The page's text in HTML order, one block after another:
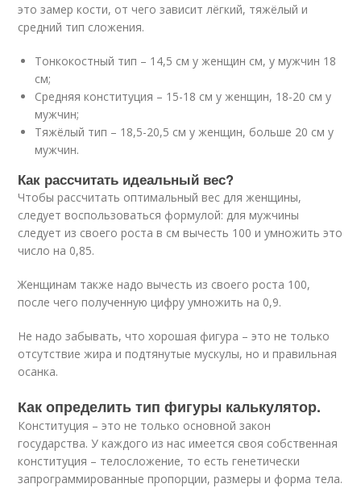
это замер кости, от чего зависит лёгкий, тяжёлый и
средний тип сложения.
Тонкокостный тип – 14,5 см у женщин см, у мужчин 18
см;
Средняя конституция – 15-18 см у женщин, 18-20 см у
мужчин;
Тяжёлый тип – 18,5-20,5 см у женщин, больше 20 см у
мужчин.
Как рассчитать идеальный вес?
Чтобы рассчитать оптимальный вес для женщины,
следует воспользоваться формулой: для мужчины
следует из своего роста в см вычесть 100 и умножить это
число на 0,85.
Женщинам также надо вычесть из своего роста 100,
после чего полученную цифру умножить на 0,9.
Не надо забывать, что хорошая фигура – это не только
отсутствие жира и подтянутые мускулы, но и правильная
осанка.
Как определить тип фигуры калькулятор.
Конституция – это не только основной закон
государства. У каждого из нас имеется своя собственная
конституция – телосложение, то есть генетически
запрограммированные пропорции, размеры и форма тела.